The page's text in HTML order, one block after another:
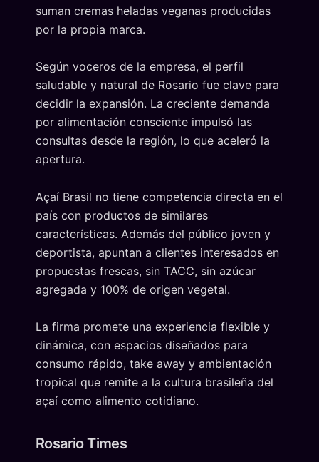
suman cremas heladas veganas producidas
por la propia marca.
Según voceros de la empresa, el perfil
saludable y natural de Rosario fue clave para
decidir la expansión. La creciente demanda
por alimentación consciente impulsó las
consultas desde la región, lo que aceleró la
apertura.
Açaí Brasil no tiene competencia directa en el
país con productos de similares
características. Además del público joven y
deportista, apuntan a clientes interesados en
propuestas frescas, sin TACC, sin azúcar
agregada y 100% de origen vegetal.
La firma promete una experiencia flexible y
dinámica, con espacios diseñados para
consumo rápido, take away y ambientación
tropical que remite a la cultura brasileña del
açaí como alimento cotidiano.
Rosario Times